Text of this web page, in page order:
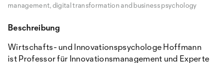
management, digital transformation and business psychology
Beschreibung
Wirtschafts- und Innovationspsychologe Hoffmann
ist Professor für Innovationsmanagement und Experte